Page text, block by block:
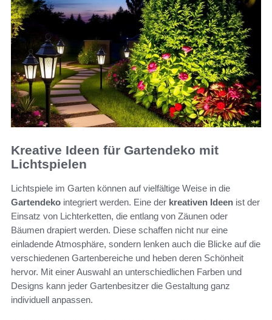
Kreative Ideen für Gartendeko mit
Lichtspielen
Lichtspiele im Garten können auf vielfältige Weise in die
Gartendeko integriert werden. Eine der kreativen Ideen ist der
Einsatz von Lichterketten, die entlang von Zäunen oder
Bäumen drapiert werden. Diese schaffen nicht nur eine
einladende Atmosphäre, sondern lenken auch die Blicke auf die
verschiedenen Gartenbereiche und heben deren Schönheit
hervor. Mit einer Auswahl an unterschiedlichen Farben und
Designs kann jeder Gartenbesitzer die Gestaltung ganz
individuell anpassen.